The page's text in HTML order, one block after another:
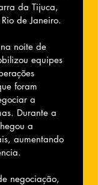
da Tijuca,
de Janeiro.
noite de
equipes
foram
a
Durante a
a
aumentando
negociação,